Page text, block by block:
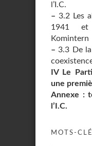
l’I.C.
– 3.2 Les
1941
Komintern
– 3.3 De
IV Le
une
Annexe :
l’I.C.
MOTS-